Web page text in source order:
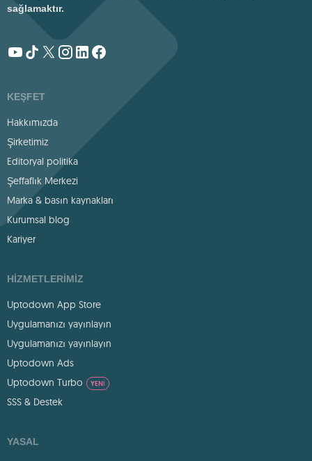
sağlamaktır.
KEŞFET
Hakkımızda
Şirketimiz
Editoryal politika
Şeffaflık Merkezi
Marka & basın kaynakları
Kurumsal blog
Kariyer
HIZMETLERIMIZ
Uptodown App Store
Uygulamanızı yayınlayın
Uygulamanızı yayınlayın
Uptodown Ads
Uptodown Turbo
YENI
SSS & Destek
YASAL